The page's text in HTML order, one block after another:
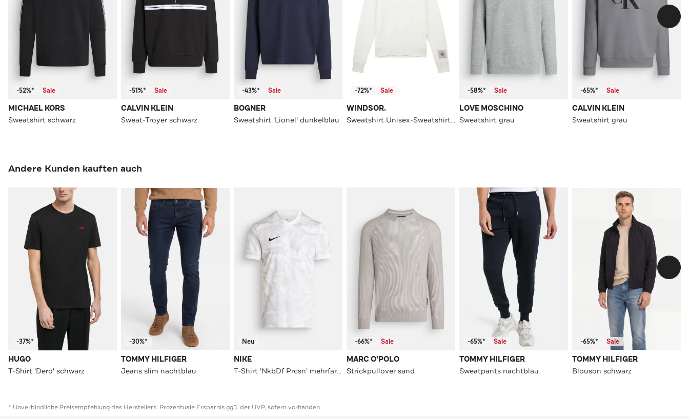
-52%* Sale
MICHAEL KORS
Sweatshirt schwarz
-51%* Sale
CALVIN KLEIN
Sweat-Troyer schwarz
-43%* Sale
BOGNER
Sweatshirt 'Lionel' dunkelblau
-72%* Sale
WINDSOR.
Sweatshirt Unisex-Sweatshirt aus Lyocell-Mix in Ecru ecru
-58%* Sale
LOVE MOSCHINO
Sweatshirt grau
-65%* Sale
CALVIN KLEIN
Sweatshirt grau
Andere Kunden kauften auch
-37%*
HUGO
T-Shirt 'Dero' schwarz
-30%*
TOMMY HILFIGER
Jeans slim nachtblau
Neu
NIKE
T-Shirt 'NkbDf Prcsn' mehrfarbig
-66%* Sale
MARC O'POLO
Strickpullover sand
-65%* Sale
TOMMY HILFIGER
Sweatpants nachtblau
-65%* Sale
TOMMY HILFIGER
Blouson schwarz
* Unverbindliche Preisempfehlung des Herstellers. Prozentuale Ersparnis ggü. der UVP, sofern vorhanden